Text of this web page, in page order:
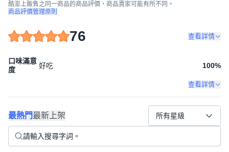
酷澎上販售之同一商品的商品評價，商品賣家可能有所不同。
商品評價管理原則
76 查看詳情
口味滿意
度
好吃 100%
查看詳情
最熱門最新上架 所有星級